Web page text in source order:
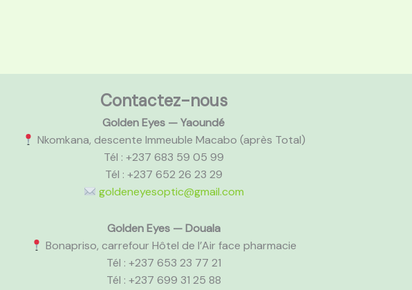
Contactez-nous
Golden Eyes — Yaoundé
Nkomkana, descente Immeuble Macabo (après Total)
Tél : +237 683 59 05 99
Tél : +237 652 26 23 29
goldeneyesoptic@gmail.com
Golden Eyes — Douala
Bonapriso, carrefour Hôtel de l’Air face pharmacie
Tél : +237 653 23 77 21
Tél : +237 699 31 25 88